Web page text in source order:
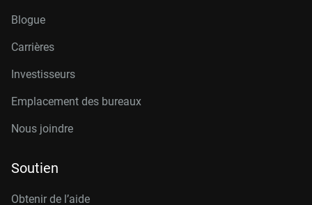
Blogue
Carrières
Investisseurs
Emplacement des bureaux
Nous joindre
Soutien
Obtenir de l’aide